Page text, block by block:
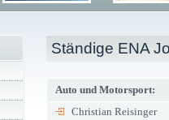
Ständige ENA
Auto und Motorsport:
Christian Reisinger